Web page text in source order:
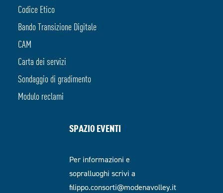
Codice Etico
Bando Transizione Digitale
CAM
Carta dei servizi
Sondaggio di gradimento
Modulo reclami
SPAZIO EVENTI
Per informazioni e
sopralluoghi scrivi a
filippo.consorti@modenavolley.it